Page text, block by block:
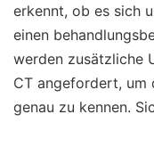
erkennt, ob es sich
einen
werden zusätzliche
CT angefordert, um
genau zu kennen.